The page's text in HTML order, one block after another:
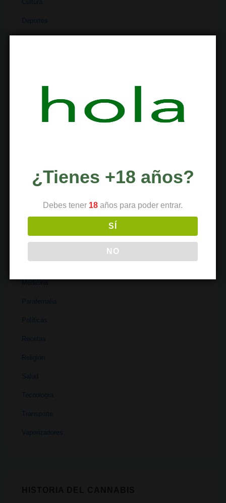
Cultura
Deportes
Historia
Institutos
Parafernalia
Políticas
Recetas
Religión
Salud
Tecnología
Transporte
Vaporizadores
¿Tienes +18 años?
Debes tener 18 años para poder entrar.
SÍ
NO